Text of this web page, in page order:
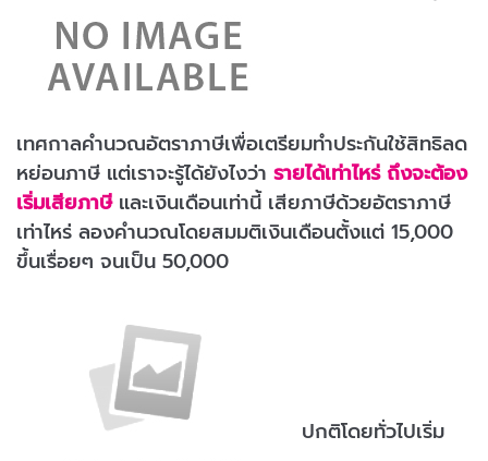
เทศกาลคำนวณอัตราภาษีเพื่อเตรียมทำประกันใช้สิทธิลด
หย่อนภาษี แต่เราจะรู้ได้ยังไงว่า รายได้เท่าไหร่ ถึงจะต้อง
เริ่มเสียภาษีและเงินเดือนเท่านี้ เสียภาษีด้วยอัตราภาษี
เท่าไหร่ ลองคำนวณโดยสมมติเงินเดือนตั้งแต่ 15,000
ขึ้นเรื่อยๆ จนเป็น 50,000
ปกติโดยทั่วไปเริ่ม